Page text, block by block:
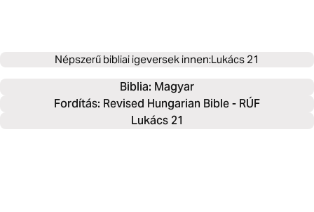
Népszerű bibliai igeversek innen:Lukács 21
Biblia: Magyar
Fordítás: Revised Hungarian Bible - RÚF
Lukács 21